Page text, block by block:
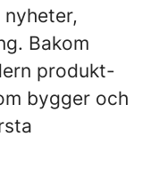
Bakom
produkt-
bygger och